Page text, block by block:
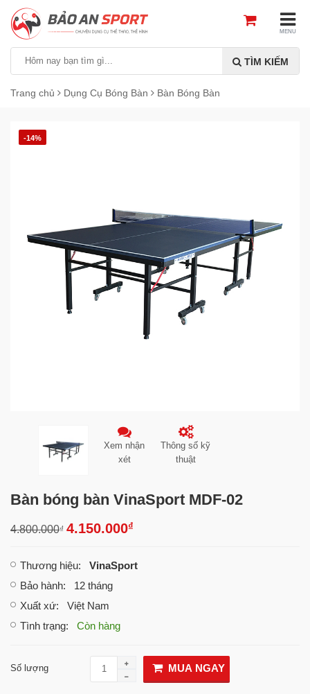
MENU
TÌM KIẾM
Trang chủ Dụng Cụ Bóng Bàn Bàn Bóng Bàn
-14%
Xem nhận
xét
Thông số kỹ
thuật
Bàn bóng bàn VinaSport MDF-02
4.800.000₫ 4.150.000₫
Thương hiệu: VinaSport
Bảo hành: 12 tháng
Xuất xứ: Việt Nam
Tình trạng: Còn hàng
Số lượng MUA NGAY